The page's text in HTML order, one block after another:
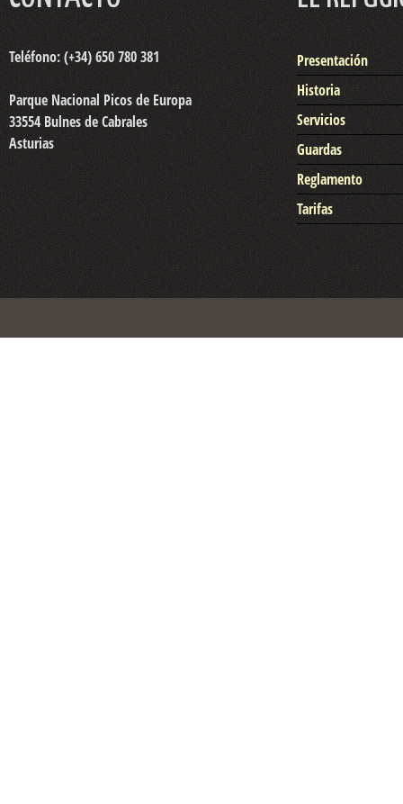
Teléfono: (+34) 650 780 381
Parque Nacional Picos de Europa
33554 Bulnes de Cabrales
Asturias
Presentación
Historia
Servicios
Guardas
Reglamento
Tarifas